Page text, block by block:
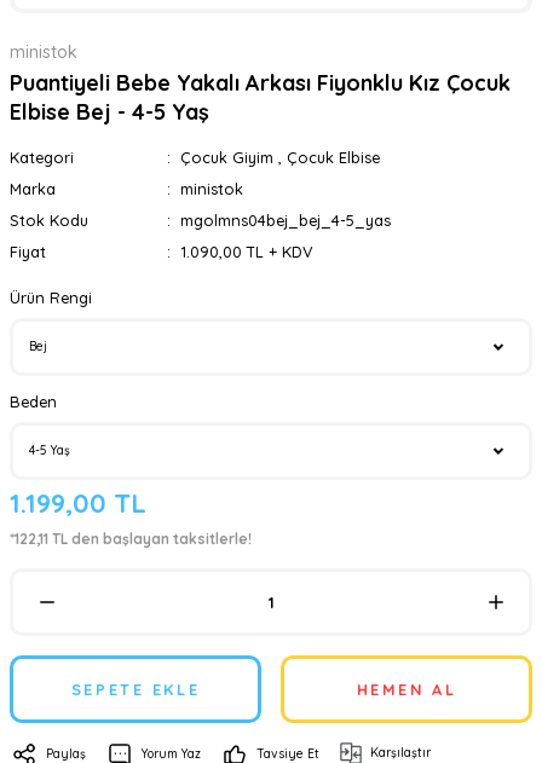
ministok
Puantiyeli Bebe Yakalı Arkası Fiyonklu Kız Çocuk
Elbise Bej - 4-5 Yaş
Kategori Çocuk Giyim
Çocuk Elbise
Marka
ministok
Stok Kodu
mgolmns04bej_bej_4-5_yas
Fiyat
1.090,00 TL + KDV
Ürün Rengi
Beden
1.199,00 TL
*122,11 TL den başlayan taksitlerle!
SEPETE EKLE HEMEN AL
Paylaş Yorum Yaz Tavsiye Et Karşılaştır